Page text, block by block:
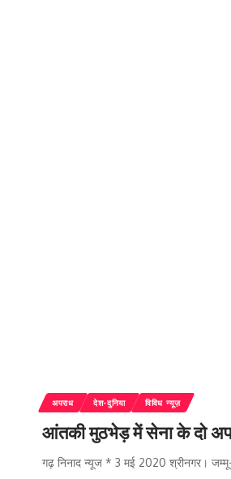
अपराध देश-दुनिया विविध न्यूज़
आंतकी मुठभेड़ में सेना के दो
गढ़ निनाद न्यूज * 3 मई 2020 श्रीनगर।